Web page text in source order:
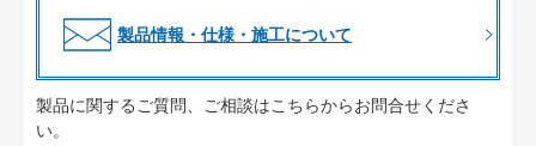
製品情報・仕様・施工について
製品に関するご質問、ご相談はこちらからお問合せくださ
い。